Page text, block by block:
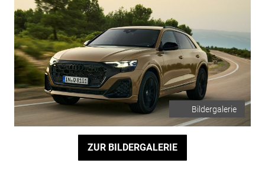
Bildergalerie
ZUR BILDERGALERIE